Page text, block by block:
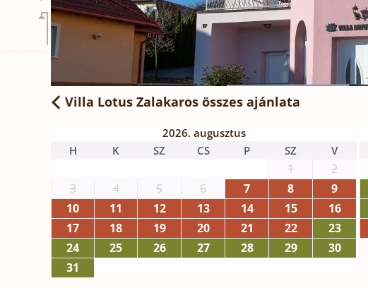
Villa Lotus Zalakaros összes ajánlata
2026. augusztus
H
K SZ CS P SZ V
1
2
3
4 5 6 7 8
9
10
11 12 13 14 15
16
17
18 19 20 21 22
23
24
25 26 27 28 29
30
31